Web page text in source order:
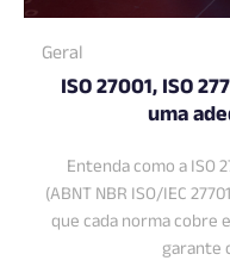
Geral
ISO 27001, ISO
uma
Entenda como a ISO
(ABNT NBR ISO/IEC
que cada norma cobre
garante